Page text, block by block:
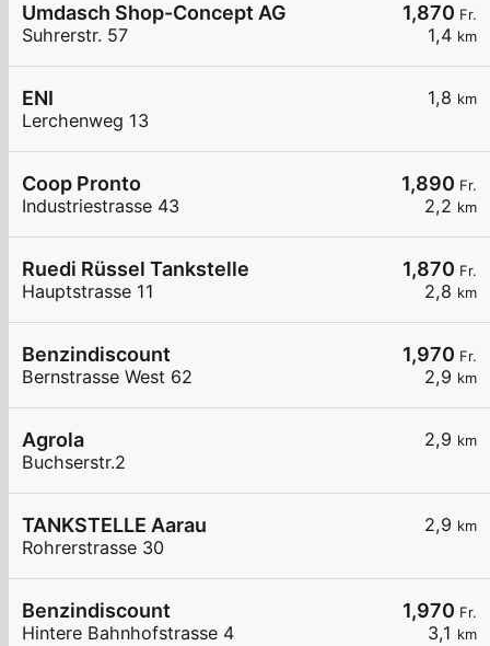
1,870 Fr.
1,4 km
Umdasch Shop-Concept AG
Suhrerstr. 57
1,8 km
ENI
Lerchenweg 13
1,890 Fr.
2,2 km
Coop Pronto
Industriestrasse 43
1,870 Fr.
2,8 km
Ruedi Rüssel Tankstelle
Hauptstrasse 11
1,970 Fr.
2,9 km
Benzindiscount
Bernstrasse West 62
2,9 km
Agrola
Buchserstr.2
2,9 km
TANKSTELLE Aarau
Rohrerstrasse 30
1,970 Fr.
3,1 km
Benzindiscount
Hintere Bahnhofstrasse 4